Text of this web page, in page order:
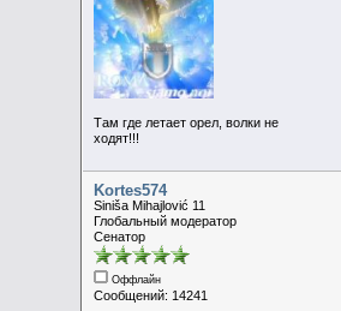
Там где летает орел, волки не
ходят!!!
Kortes574
Siniša Mihajlović 11
Глобальный модератор
Сенатор
Оффлайн
Сообщений: 14241